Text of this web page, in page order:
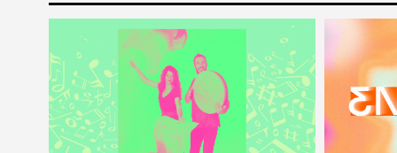
Red AECID
Equipo
Instalaciones
Visítanos
> Ir a Actividades
Esta semana
Inscripciones
Participa
Envíanos tu propuesta
Buzón de sugerencias
Noticias
Convocatorias